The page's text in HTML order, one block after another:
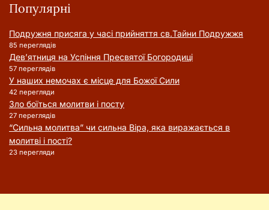
Популярні
Подружня присягa у часі прийняття cв.Тайни Подружжя
85 переглядів
Дев’ятниця на Успіння Пресвятої Богородиці
57 переглядів
У наших немочах є місце для Божої Сили
42 перегляди
Зло боїться молитви і посту
27 переглядів
“Сильна молитва” чи сильна Віра, яка виражається в
молитві і пості?
23 перегляди